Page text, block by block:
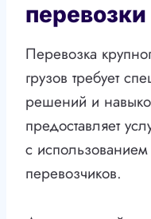
перевозки
Перевозка
грузов требует
решений и
предоставляет
с
перевозчиков.